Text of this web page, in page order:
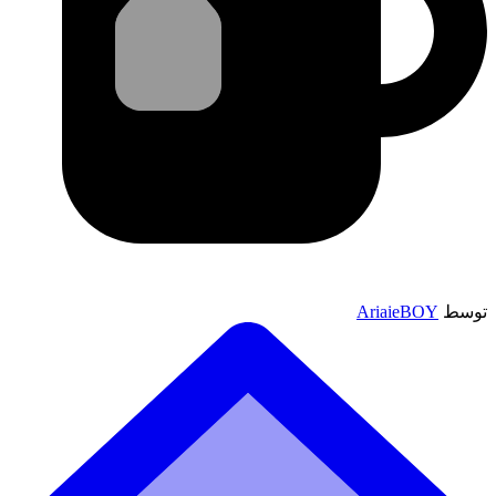
توسطAriaieBOY